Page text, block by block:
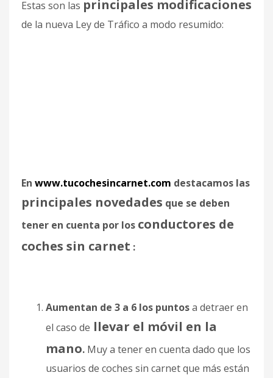
Estas son las principales modificaciones
de la nueva Ley de Tráfico a modo resumido:
En www.tucochesincarnet.com destacamos las
principales novedades que se deben
tener en cuenta por los conductores de
coches sin carnet :
Aumentan de 3 a 6 los puntosa detraer en
el caso de llevar el móvil en la
mano. Muy a tener en cuenta dado que los
usuarios de coches sin carnet que más están